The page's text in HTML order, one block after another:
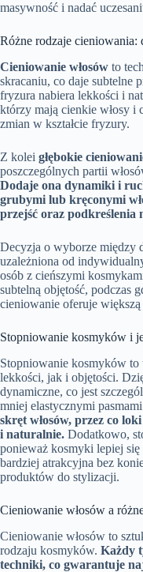
masywność i nadać
Różne rodzaje cieniowania:
Cieniowanie włosów to
skracaniu, co daje subtelne
fryzura nabiera lekkości i
którzy mają cienkie włosy i
zmian w kształcie fryzury.
Z kolei głębokie
poszczególnych partii
Dodaje ona dynamiki i
grubymi lub kręconymi
przejść oraz podkreślenia
Decyzja o wyborze między
uzależniona od
osób z cieńszymi
subtelną objętość, podczas
cieniowanie oferuje
Stopniowanie kosmyków i
Stopniowanie kosmyków
lekkości, jak i objętości.
dynamiczne, co jest
mniej elastycznymi
skręt włosów, przez co
i naturalnie. Dodatkowo,
ponieważ kosmyki lepiej się
bardziej atrakcyjna bez
produktów do stylizacji.
Cieniowanie włosów a
Cieniowanie włosów to
rodzaju kosmyków. Każdy
techniki, co gwarantuje